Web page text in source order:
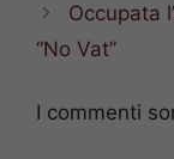
Occupata
“No Vat”
I commenti